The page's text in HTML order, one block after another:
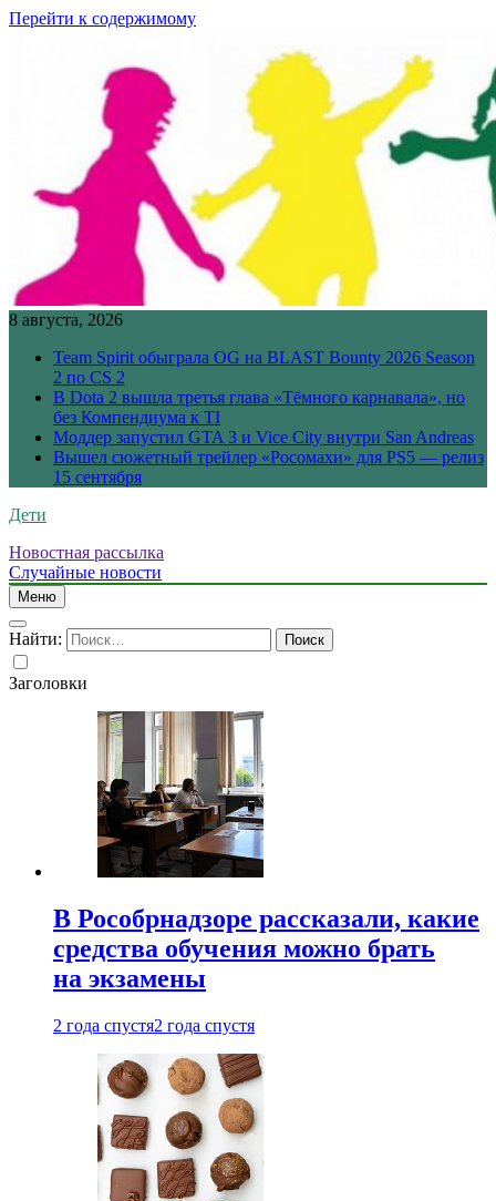
Перейти к содержимому
8 августа, 2026
Team Spirit обыграла OG на BLAST Bounty 2026 Season
2 по CS 2
В Dota 2 вышла третья глава «Тёмного карнавала», но
без Компендиума к TI
Моддер запустил GTA 3 и Vice City внутри San Andreas
Вышел сюжетный трейлер «Росомахи» для PS5 — релиз
15 сентября
Дети
Новостная рассылка
Случайные новости
Меню
Найти:
Заголовки
В Рособрнадзоре рассказали, какие
средства обучения можно брать
на экзамены
2 года спустя2 года спустя